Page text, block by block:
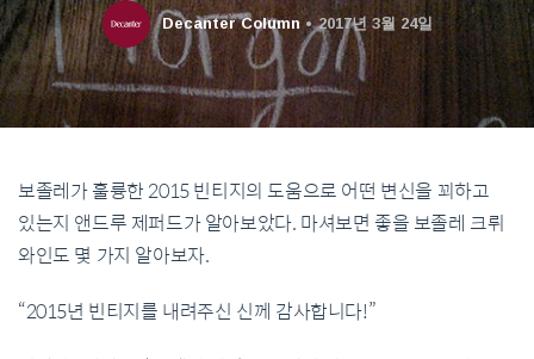
Decanter Column 2017년 3월 24일
보졸레가 훌륭한 2015 빈티지의 도움으로 어떤 변신을 꾀하고
있는지 앤드루 제퍼드가 알아보았다. 마셔보면 좋을 보졸레 크뤼
와인도 몇 가지 알아보자.
“2015년 빈티지를 내려주신 신께 감사합니다!”